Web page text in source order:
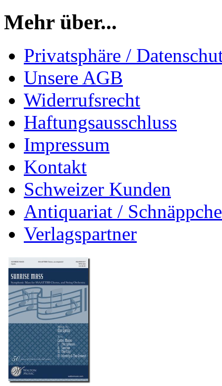
Mehr über...
Privatsphäre /
Unsere AGB
Widerrufsrecht
Haftungsausschluss
Impressum
Kontakt
Schweizer Kunden
Antiquariat /
Verlagspartner